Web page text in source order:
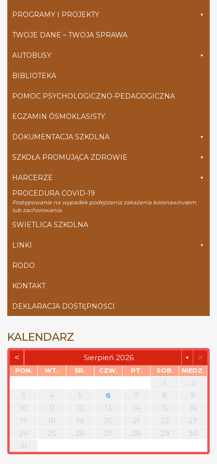
PROGRAMY I PROJEKTY
TWOJE DANE – TWOJA SPRAWA
AUTOBUSY
BIBLIOTEKA
POMOC PSYCHOLOGICZNO-PEDAGOGICZNA
EGZAMIN ÓSMOKLASISTY
DOKUMENTACJA SZKOLNA
SZKOŁA PROMUJĄCA ZDROWIE
HARCERZE
PROCEDURA COVID-19
Postępowanie na wypadek podejrzenia zakażenia koronawirusem
lub zachorowania.
ŚWIETLICA SZKOLNA
LINKI
RODO
KONTAKT
DEKLARACJA DOSTĘPNOŚCI
KALENDARZ
< Sierpień 2026 ▼ >
PON. WT. ŚR. CZW. PT. SOB. NIEDZ.
1
2
3
4 5 6 7 8
9
10
11 12 13 14 15
16
17
18 19 20 21 22
23
24
25 26 27 28 29
30
31